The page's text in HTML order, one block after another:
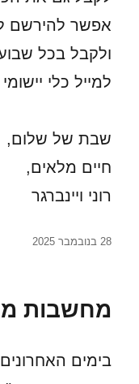
אפשר להירשם
ולקבל בכל
למייל כלי
שבת של שלום,
חיים מלאים,
רוני ויינברגר
פורסם
28 בנובמבר 2025
מחשבות
בימים